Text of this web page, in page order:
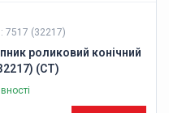
7517 (32217)
роликовий конічний
(CT)